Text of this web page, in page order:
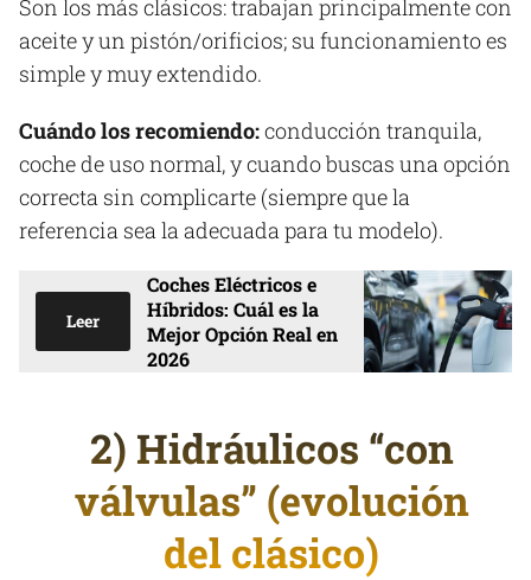
Son los más clásicos: trabajan principalmente con
aceite y un pistón/orificios; su funcionamiento es
simple y muy extendido.
Cuándo los recomiendo:conducción tranquila,
coche de uso normal, y cuando buscas una opción
correcta sin complicarte (siempre que la
referencia sea la adecuada para tu modelo).
Leer
Coches Eléctricos e
Híbridos: Cuál es la
Mejor Opción Real en
2026
2) Hidráulicos “con
válvulas” (evolución
del clásico)